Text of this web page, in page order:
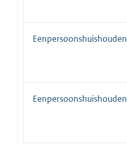
Eenpersoonshuishouden
Eenpersoonshuishouden